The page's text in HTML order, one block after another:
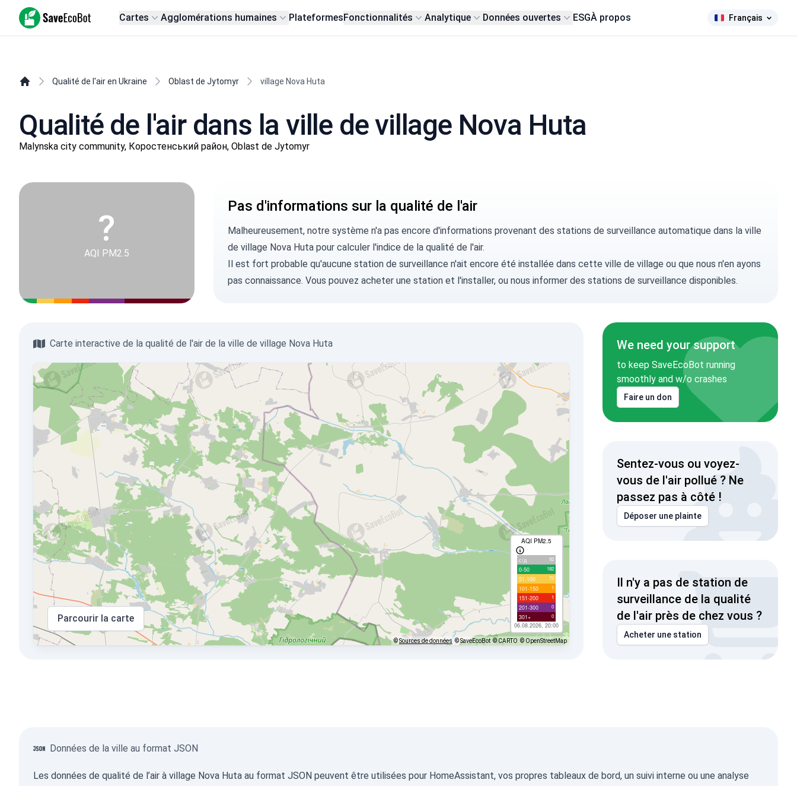
SaveEcoBot Cartes Agglomérations humaines PlateformesFonctionnalités Analytique Données ouvertes ESGÀ propos Français
Qualité de l'air en Ukraine Oblast de Jytomyr village Nova Huta
Qualité de l'air dans la ville de village Nova Huta
Malynska city community, Коростенський район, Oblast de Jytomyr
?
AQI PM2.5
Pas d'informations sur la qualité de l'air
Malheureusement, notre système n'a pas encore d'informations provenant des stations de surveillance automatique dans la ville
de village Nova Huta pour calculer l'indice de la qualité de l'air.
Il est fort probable qu'aucune station de surveillance n'ait encore été installée dans cette ville de village ou que nous n'en ayons
pas connaissance. Vous pouvez acheter une stationet l'installer, ou nous informerdes stations de surveillance disponibles.
Carte interactive de la qualité de l'air de la ville de village Nova Huta
AQI PM2.5
с/д 92
0-50 182
51-100 73
101-150 1
151-200 1
201-300 0
301+ 0
06.08.2026, 20:00
Parcourir la carte
©Sources de données © SaveEcoBot © CARTO © OpenStreetMap
We need your support
to keep SaveEcoBot running
smoothly and w/o crashes
Faire un don
Sentez-vous ou voyez-
vous de l'air pollué ? Ne
passez pas à côté !
Déposer une plainte
Il n'y a pas de station de
surveillance de la qualité
de l'air près de chez vous ?
Acheter une station
Données de la ville au format JSON
Les données de qualité de l’air à village Nova Huta au format JSON peuvent être utilisées pour HomeAssistant, vos propres tableaux de bord, un suivi interne ou une analyse